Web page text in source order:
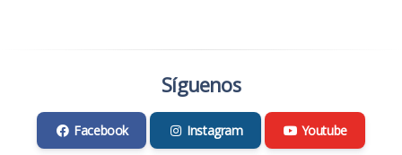
Síguenos
Facebook Instagram Youtube